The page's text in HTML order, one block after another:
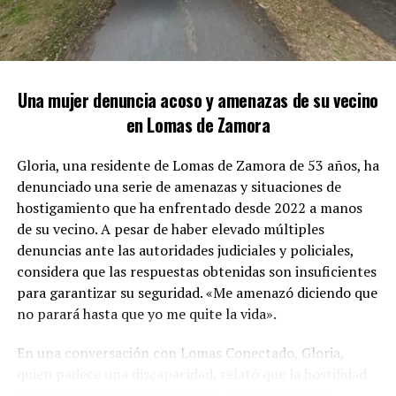
COCAÍNA
Los agentes de la Delegación de Drogas Ilícitas de
intersección de las calles Unamuno y Australia. Con gran
sigilo, se posicionaron en los alrededores antes de
ingresar rápidamente a la propiedad, evitando así que el
sospechoso pudiera escapar.
Una mujer denuncia acoso y amenazas de su vecino
en Lomas de Zamora
Gloria, una residente de Lomas de Zamora de 53 años, ha
denunciado una serie de amenazas y situaciones de
hostigamiento que ha enfrentado desde 2022 a manos
de su vecino. A pesar de haber elevado múltiples
denuncias ante las autoridades judiciales y policiales,
considera que las respuestas obtenidas son insuficientes
para garantizar su seguridad. «Me amenazó diciendo que
no parará hasta que yo me quite la vida».
En una conversación con Lomas Conectado, Gloria,